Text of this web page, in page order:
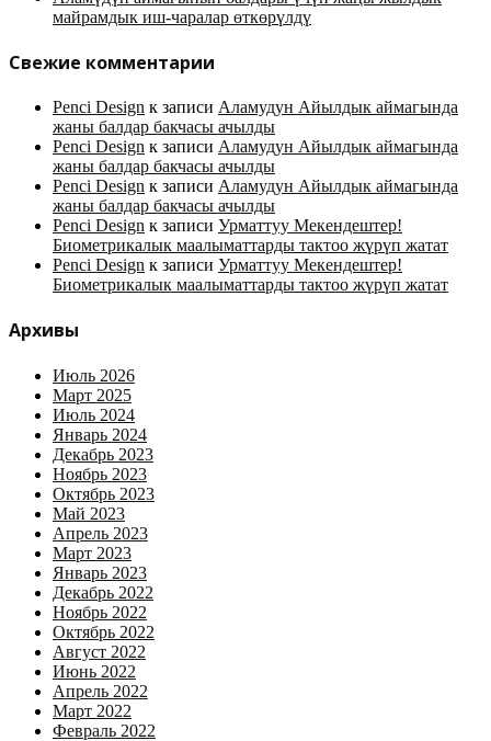
майрамдык иш-чаралар өткөрүлдү
Свежие комментарии
Penci Design к записи Аламудун Айылдык аймагында
жаны балдар бакчасы ачылды
Penci Design к записи Аламудун Айылдык аймагында
жаны балдар бакчасы ачылды
Penci Design к записи Аламудун Айылдык аймагында
жаны балдар бакчасы ачылды
Penci Design к записи Урматтуу Мекендештер!
Биометрикалык маалыматтарды тактоо жүрүп жатат
Penci Design к записи Урматтуу Мекендештер!
Биометрикалык маалыматтарды тактоо жүрүп жатат
Архивы
Июль 2026
Март 2025
Июль 2024
Январь 2024
Декабрь 2023
Ноябрь 2023
Октябрь 2023
Май 2023
Апрель 2023
Март 2023
Январь 2023
Декабрь 2022
Ноябрь 2022
Октябрь 2022
Август 2022
Июнь 2022
Апрель 2022
Март 2022
Февраль 2022